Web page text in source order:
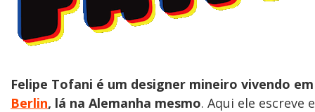
Felipe Tofani é um designer mineiro vivendo em
Berlin, lá na Alemanha mesmo. Aqui ele escreve e